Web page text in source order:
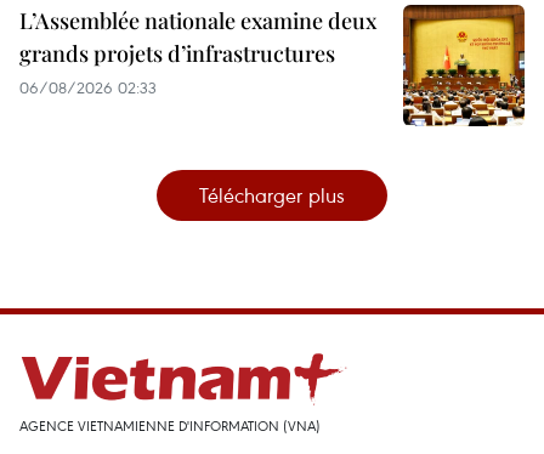
L’Assemblée nationale examine deux
grands projets d’infrastructures
06/08/2026 02:33
Télécharger plus
AGENCE VIETNAMIENNE D'INFORMATION (VNA)